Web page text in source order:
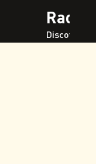
Raoul
Discover